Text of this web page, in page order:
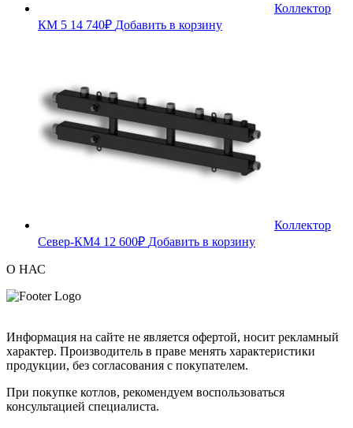
Коллектор
КМ 5 14 740₽ Добавить в корзину
Коллектор
Север-КМ4 12 600₽ Добавить в корзину
О НАС
Информация на сайте не является офертой, носит рекламный
характер. Производитель в праве менять характеристики
продукции, без согласования с покупателем.
При покупке котлов, рекомендуем воспользоваться
консультацией специалиста.